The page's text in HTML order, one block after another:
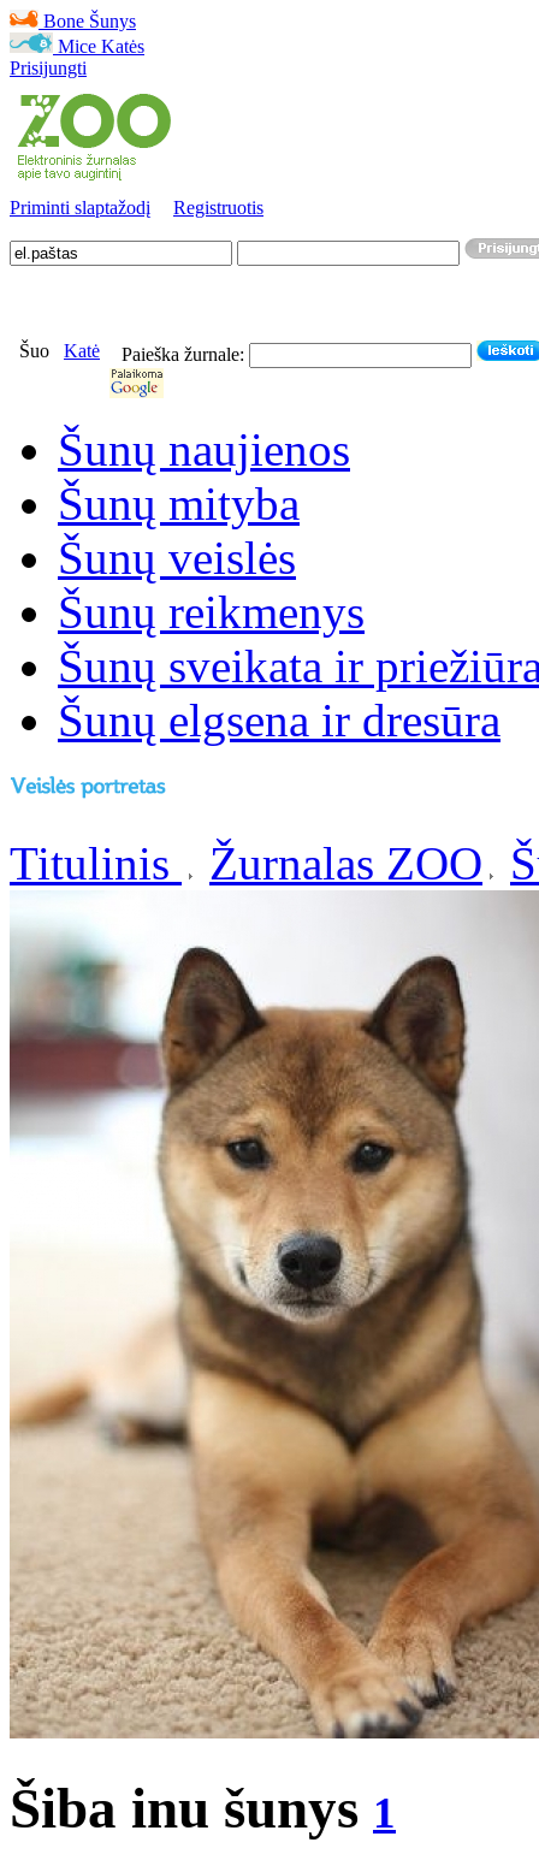
Bone Šunys
Mice Katės
Prisijungti
Priminti slaptažodį Registruotis
Šuo Katė Paieška žurnale:
Šunų naujienos
Šunų mityba
Šunų veislės
Šunų reikmenys
Šunų sveikata ir
Šunų elgsena ir dresūra
Titulinis Žurnalas ZOO
Šiba inu šunys 1